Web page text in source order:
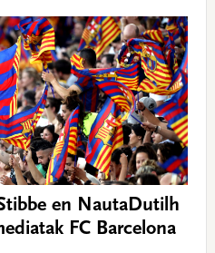
en NautaDutilh
FC Barcelona